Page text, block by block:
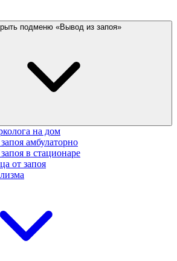
подменю «Вывод из запоя»
на дом
амбулаторно
в стационаре
от запоя